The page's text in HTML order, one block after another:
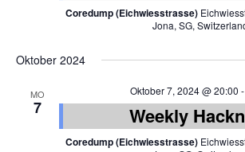
Coredump (Eichwiesstrasse)
Jona, SG,
Oktober 2024
MO
7
Oktober 7, 2024 @ 20:00 -
Weekly
Coredump (Eichwiesstrasse)